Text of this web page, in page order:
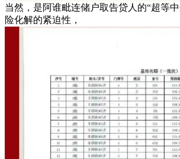
当然，是阿谁毗连储户取告贷人的“超等
险化解的紧迫性，